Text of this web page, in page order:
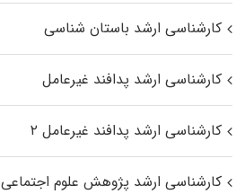
کارشناسی ارشد باستان شناسی
کارشناسی ارشد پدافند غیرعامل
کارشناسی ارشد پدافند غیرعامل ۲
کارشناسی ارشد پژوهش علوم اجتماعی